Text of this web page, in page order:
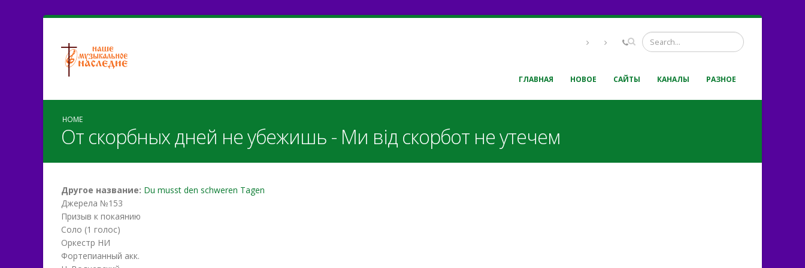
ГЛАВНАЯ НОВОЕ САЙТЫ КАНАЛЫ РАЗНОЕ
HOME
От скорбных дней не убежишь - Ми від скорбот не утечем
Другое название: Du musst den schweren Tagen
Джерела №153
Призыв к покаянию
Соло (1 голос)
Оркестр НИ
Фортепианный акк.